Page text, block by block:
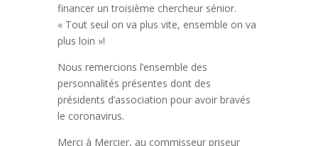
financer un troisième chercheur sénior.
« Tout seul on va plus vite, ensemble on va
plus loin »!
Nous remercions l’ensemble des
personnalités présentes dont des
présidents d’association pour avoir bravés
le coronavirus.
Merci à Mercier, au commisseur priseur